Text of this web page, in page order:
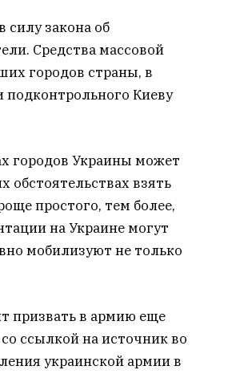
силу закона об
Средства массовой
городов страны, в
подконтрольного Киеву
городов Украины может
обстоятельствах взять
простого, тем более,
на Украине могут
мобилизуют не только
призвать в армию еще
ссылкой на источник во
украинской армии в